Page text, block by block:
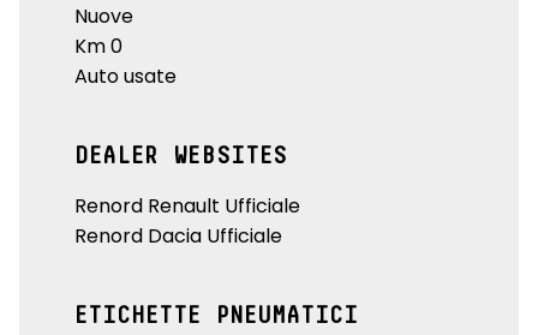
Nuove
Km 0
Auto usate
DEALER WEBSITES
Renord Renault Ufficiale
Renord Dacia Ufficiale
ETICHETTE PNEUMATICI